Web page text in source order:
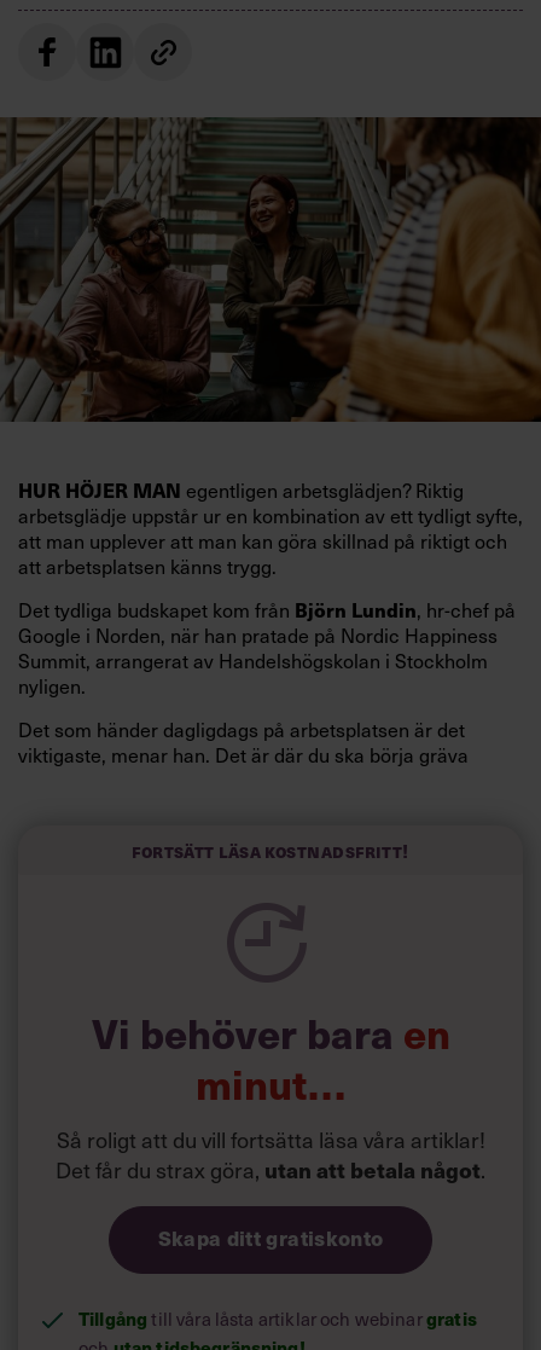
HUR HÖJER MAN egentligen arbetsglädjen? Riktig
arbetsglädje uppstår ur en kombination av ett tydligt syfte,
att man upplever att man kan göra skillnad på riktigt och
att arbetsplatsen känns trygg.
Det tydliga budskapet kom från Björn Lundin, hr-chef på
Google i Norden, när han pratade på Nordic Happiness
Summit, arrangerat av Handelshögskolan i Stockholm
nyligen.
Det som händer dagligdags på arbetsplatsen är det
viktigaste, menar han. Det är där du ska börja gräva
och höjt arbetsglädjen på Google:
Fortsätt läsa kostnadsfritt!
Vi behöver bara en
minut…
Så roligt att du vill fortsätta läsa våra artiklar!
Det får du strax göra, utan att betala något.
Skapa ditt gratiskonto
Tillgångtill våra låsta artiklar och webinargratis